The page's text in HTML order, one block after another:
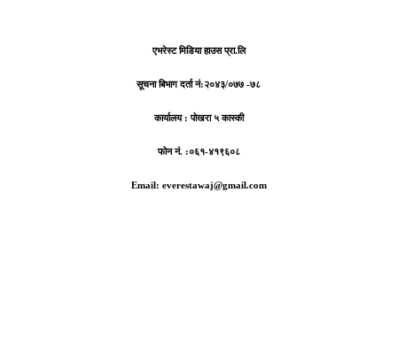
एभरेस्ट मिडिया हाउस प्रा.लि
सूचना बिभाग दर्ता नं:२०४३/०७७ -७८
कार्यालय :पोखरा ५ कास्की
फोन नं. :०६१-४१९६०८
Email: everestawaj@gmail.com